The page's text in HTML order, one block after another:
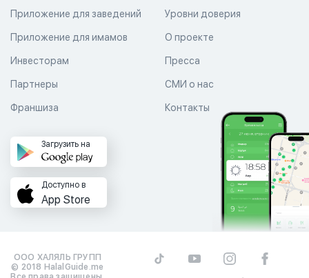
Уровни доверия
Приложение для заведений
Приложение для имамов О проекте
Пресса
СМИ о нас
Контакты
Инвесторам
Партнеры
Франшиза
Загрузить на
Доступно в
App Store
ООО ХАЛЯЛЬ ГРУПП
© 2018 HalalGuide.me